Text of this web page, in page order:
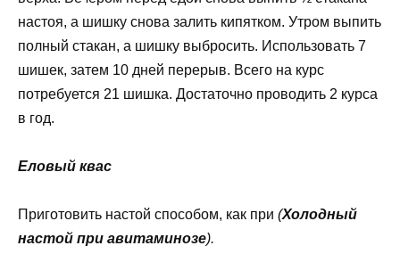
настоя, а шишку снова залить кипятком. Утром выпить
полный стакан, а шишку выбросить. Использовать 7
шишек, затем 10 дней перерыв. Всего на курс
потребуется 21 шишка. Достаточно проводить 2 курса
в год.
Еловый квас
Приготовить настой способом, как при (Холодный
настой при авитаминозе).